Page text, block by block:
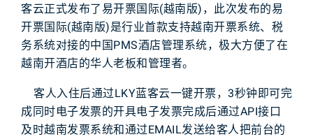
客云正式发布了易开票国际(越南版)， 此次发布的易
开票国际(越南版)是行业首款支持越南开票系统、 税
务系统对接的中国PMS酒店管理系统， 极大方便了在
越南开酒店的华人老板和管理者。
客人入住后通过LKY蓝客云一键开票， 3秒钟即可完
成同时电子发票的开具电子发票完成后通过API接口
及时越南发票系统和通过EMAIL发送给客人把前台的